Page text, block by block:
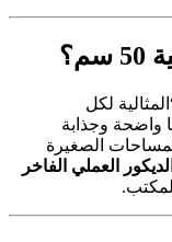
“المثالية لكل
واضحة وجذابة
الصغيرة
الديكور العملي الفاخر